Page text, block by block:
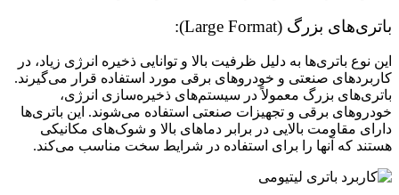
باتری‌های بزرگ (Large Format):
این نوع باتری‌ها به دلیل ظرفیت بالا و توانایی ذخیره انرژی زیاد، در
کاربردهای صنعتی و خودروهای برقی مورد استفاده قرار می‌گیرند.
باتری‌های بزرگ معمولاً در سیستم‌های ذخیره‌سازی انرژی،
خودروهای برقی و تجهیزات صنعتی استفاده می‌شوند. این باتری‌ها
دارای مقاومت بالایی در برابر دماهای بالا و شوک‌های مکانیکی
هستند که آنها را برای استفاده در شرایط سخت مناسب می‌کند.